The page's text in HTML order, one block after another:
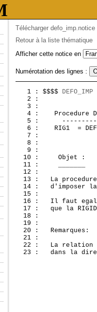
Télécharger defo_imp.notice
Retour à la liste thématique
Afficher cette notice en
Numérotation des lignes :
   1 : $$$$
DEFO_IMP
2 :
   3 :
   4 :
5 :
6 :    RIG1  =
   7 :
   8 :
   9 :
  10 :     Objet :
  11 :     _______
  12 :
13 :   La
14 :   d'imposer
  15 :
16 :   Il faut
17 :   que la
  18 :
  19 :
  20 :   Remarques:
  21 :
22 :   La relation